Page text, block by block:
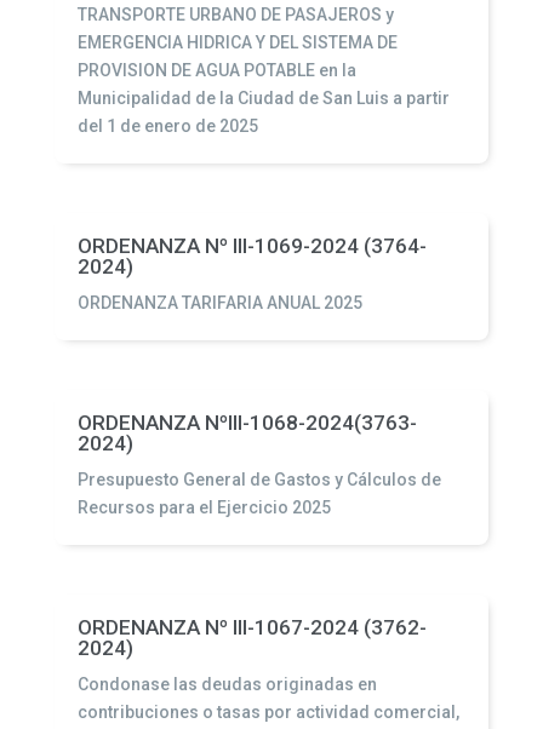
TRANSPORTE URBANO DE PASAJEROS y
EMERGENCIA HIDRICA Y DEL SISTEMA DE
PROVISION DE AGUA POTABLE en la
Municipalidad de la Ciudad de San Luis a partir
del 1 de enero de 2025
ORDENANZA Nº III-1069-2024 (3764-
2024)
ORDENANZA TARIFARIA ANUAL 2025
ORDENANZA NºIII-1068-2024(3763-
2024)
Presupuesto General de Gastos y Cálculos de
Recursos para el Ejercicio 2025
ORDENANZA Nº III-1067-2024 (3762-
2024)
Condonase las deudas originadas en
contribuciones o tasas por actividad comercial,